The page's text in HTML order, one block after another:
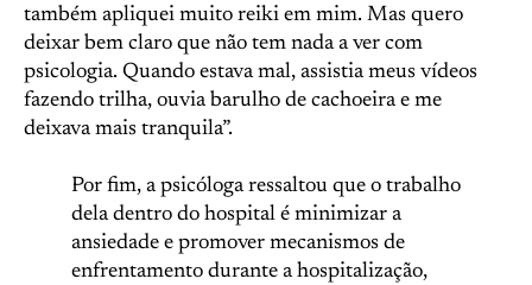
também apliquei muito reiki em mim. Mas quero
deixar bem claro que não tem nada a ver com
psicologia. Quando estava mal, assistia meus vídeos
fazendo trilha, ouvia barulho de cachoeira e me
deixava mais tranquila”.
Por fim, a psicóloga ressaltou que o trabalho
dela dentro do hospital é minimizar a
ansiedade e promover mecanismos de
enfrentamento durante a hospitalização,